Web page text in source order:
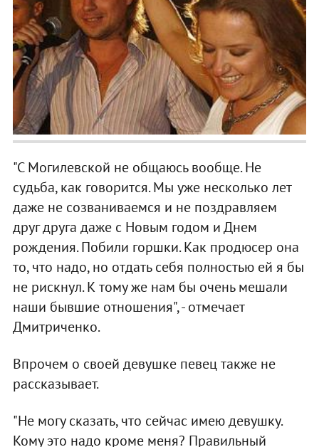
"С Могилевской не общаюсь вообще. Не
судьба, как говорится. Мы уже несколько лет
даже не созваниваемся и не поздравляем
друг друга даже с Новым годом и Днем
рождения. Побили горшки. Как продюсер она
то, что надо, но отдать себя полностью ей я бы
не рискнул. К тому же нам бы очень мешали
наши бывшие отношения", - отмечает
Дмитриченко.
Впрочем о своей девушке певец также не
рассказывает.
"Не могу сказать, что сейчас имею девушку.
Кому это надо кроме меня? Правильный